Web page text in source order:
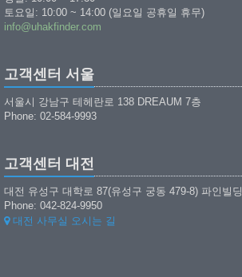
토요일: 10:00 ~ 14:00 (일요일 공휴일 휴무)
info@uhakfinder.com
고객센터 서울
서울시 강남구 테헤란로 138 DREAUM 7층
Phone: 02-584-9993
고객센터 대전
대전 유성구 대학로 87(유성구 궁동 479-8) 파인빌
Phone: 042-824-9950
대전 사무실 오시는 길